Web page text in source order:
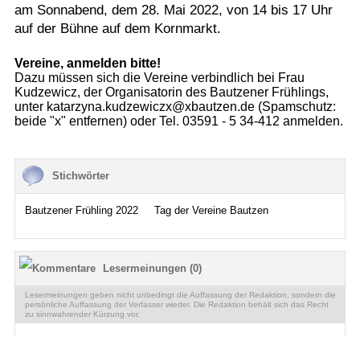
am Sonnabend, dem 28. Mai 2022, von 14 bis 17 Uhr
auf der Bühne auf dem Kornmarkt.
Vereine, anmelden bitte!
Dazu müssen sich die Vereine verbindlich bei Frau
Kudzewicz, der Organisatorin des Bautzener Frühlings,
unter katarzyna.kudzewiczx@xbautzen.de (Spamschutz:
beide "x" entfernen) oder Tel. 03591 - 5 34-412 anmelden.
Stichwörter
Bautzener Frühling 2022 Tag der Vereine Bautzen
Lesermeinungen (0)
Lesermeinungen geben nicht unbedingt die Auffassung der Redaktion, sondern die
persönliche Auffassung der Verfasser wieder. Die Redaktion behält sich das Recht
zu sinnwahrender Kürzung vor.